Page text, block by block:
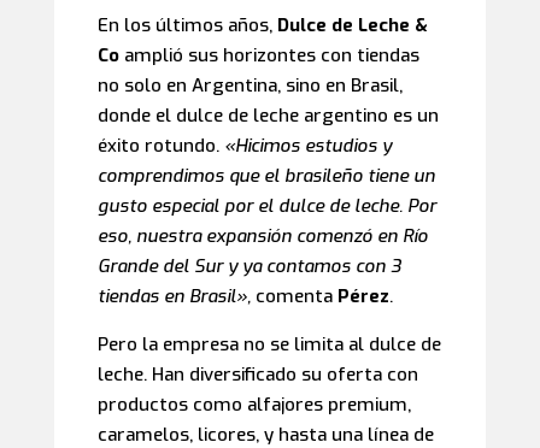
En los últimos años, Dulce de Leche &
Coamplió sus horizontes con tiendas
no solo en Argentina, sino en Brasil,
donde el dulce de leche argentino es un
éxito rotundo. «Hicimos estudios y
comprendimos que el brasileño tiene un
gusto especial por el dulce de leche. Por
eso, nuestra expansión comenzó en Río
Grande del Sur y ya contamos con 3
tiendas en Brasil»,comenta Pérez.
Pero la empresa no se limita al dulce de
leche. Han diversificado su oferta con
productos como alfajores premium,
caramelos, licores, y hasta una línea de